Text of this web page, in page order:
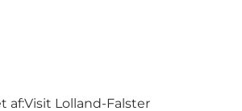
af:Visit Lolland-Falster